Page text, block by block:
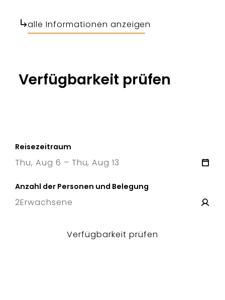
alle Informationen anzeigen
Verfügbarkeit prüfen
Reisezeitraum
Thu, Aug 6 – Thu, Aug 13
Anzahl der Personen und Belegung
2Erwachsene
Verfügbarkeit prüfen